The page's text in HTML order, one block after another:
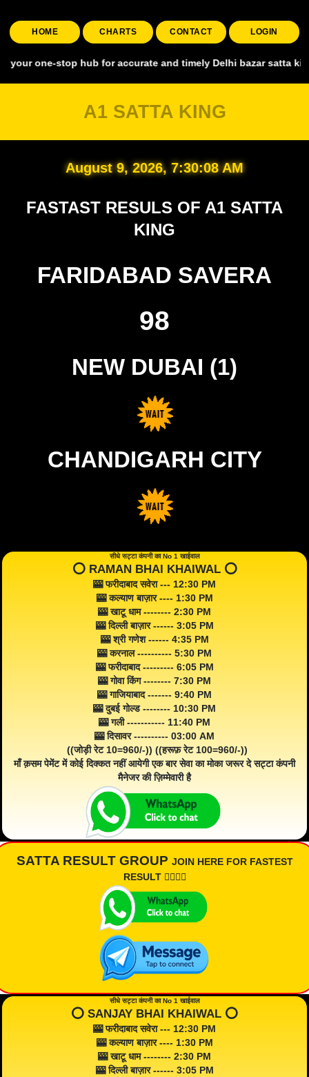
HOME CHARTS CONTACT LOGIN
stop hub for accurate and timely Delhi bazar satta king,
A1 SATTA KING
August 9, 2026, 7:30:08 AM
FASTAST RESULS OF A1 SATTA
KING
FARIDABAD SAVERA
98
NEW DUBAI (1)
CHANDIGARH CITY
सीधे सट्टा कंपनी का No 1 खाईवाल
⭕️ RAMAN BHAI KHAIWAL ⭕️
🎰 फरीदाबाद सवेरा --- 12:30 PM
🎰 कल्याण बाज़ार ---- 1:30 PM
🎰 खाटू धाम -------- 2:30 PM
🎰 दिल्ली बाज़ार ------ 3:05 PM
🎰 श्री गणेश ------ 4:35 PM
🎰 करनाल ---------- 5:30 PM
🎰 फरीदाबाद --------- 6:05 PM
🎰 गोवा किंग -------- 7:30 PM
🎰 गाजियाबाद ------- 9:40 PM
🎰 दुबई गोल्ड -------- 10:30 PM
🎰 गली ----------- 11:40 PM
🎰 दिसावर ---------- 03:00 AM
((जोड़ी रेट 10=960/-)) ((हरूफ़ रेट 100=960/-))
माँ क़सम पेमेंट में कोई दिक्कत नहीं आयेगी एक बार सेवा का मोका जरूर दे सट्टा कंपनी
मैनेजर की ज़िम्मेवारी है
SATTA RESULT GROUP JOIN HERE FOR FASTEST
RESULT 👇🏾👇🏾
सीधे सट्टा कंपनी का No 1 खाईवाल
⭕️ SANJAY BHAI KHAIWAL ⭕️
🎰 फरीदाबाद सवेरा --- 12:30 PM
🎰 कल्याण बाज़ार ---- 1:30 PM
🎰 खाटू धाम -------- 2:30 PM
🎰 दिल्ली बाज़ार ------ 3:05 PM